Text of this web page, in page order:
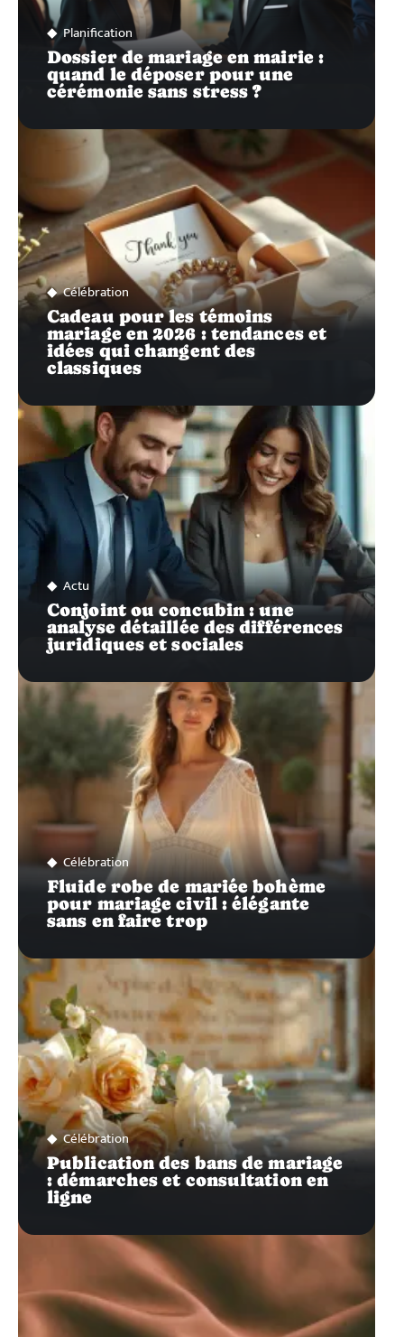
Planification
Dossier de mariage en mairie :
quand le déposer pour une
cérémonie sans stress ?
Célébration
Cadeau pour les témoins
mariage en 2026 : tendances et
idées qui changent des
classiques
Actu
Conjoint ou concubin : une
analyse détaillée des différences
juridiques et sociales
Célébration
Fluide robe de mariée bohème
pour mariage civil : élégante
sans en faire trop
Célébration
Publication des bans de mariage
: démarches et consultation en
ligne